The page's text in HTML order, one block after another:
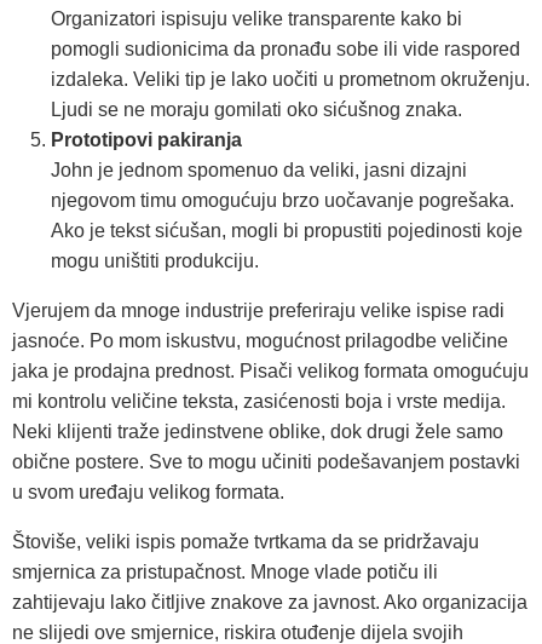
Organizatori ispisuju velike transparente kako bi
pomogli sudionicima da pronađu sobe ili vide raspored
izdaleka. Veliki tip je lako uočiti u prometnom okruženju.
Ljudi se ne moraju gomilati oko sićušnog znaka.
Prototipovi pakiranja
John je jednom spomenuo da veliki, jasni dizajni
njegovom timu omogućuju brzo uočavanje pogrešaka.
Ako je tekst sićušan, mogli bi propustiti pojedinosti koje
mogu uništiti produkciju.
Vjerujem da mnoge industrije preferiraju velike ispise radi
jasnoće. Po mom iskustvu, mogućnost prilagodbe veličine
jaka je prodajna prednost. Pisači velikog formata omogućuju
mi kontrolu veličine teksta, zasićenosti boja i vrste medija.
Neki klijenti traže jedinstvene oblike, dok drugi žele samo
obične postere. Sve to mogu učiniti podešavanjem postavki
u svom uređaju velikog formata.
Štoviše, veliki ispis pomaže tvrtkama da se pridržavaju
smjernica za pristupačnost. Mnoge vlade potiču ili
zahtijevaju lako čitljive znakove za javnost. Ako organizacija
ne slijedi ove smjernice, riskira otuđenje dijela svojih